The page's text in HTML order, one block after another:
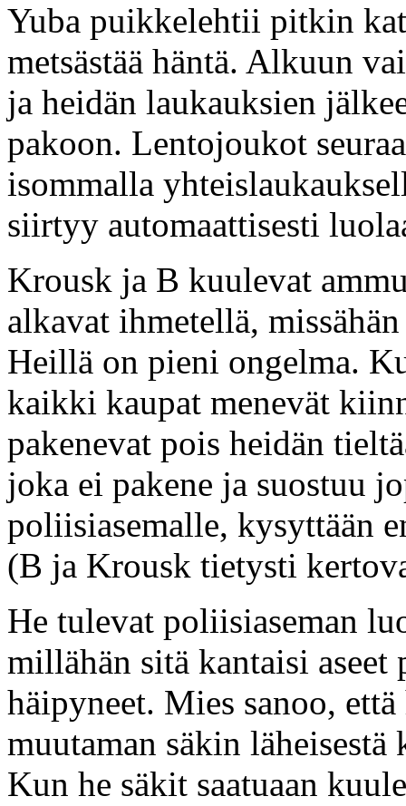
Yuba puikkelehtii pitkin
metsästää häntä. Alkuun
ja heidän laukauksien
pakoon. Lentojoukot
isommalla
siirtyy automaattisesti
Krousk ja B kuulevat
alkavat ihmetellä,
Heillä on pieni ongelma.
kaikki kaupat menevät
pakenevat pois heidän
joka ei pakene ja suostuu
poliisiasemalle, kysyttään
(B ja Krousk tietysti
He tulevat poliisiaseman
millähän sitä kantaisi
häipyneet. Mies sanoo,
muutaman säkin
Kun he säkit saatuaan